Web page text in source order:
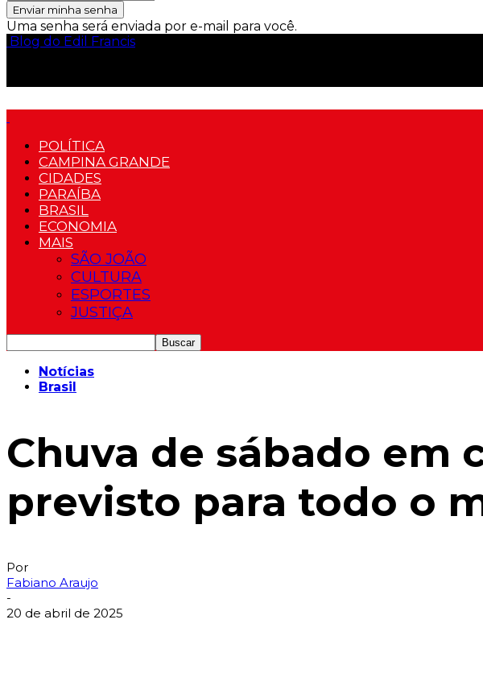
Uma senha será enviada por e-mail para você.
Blog do Edil Francis
POLÍTICA
CAMPINA GRANDE
CIDADES
PARAÍBA
BRASIL
ECONOMIA
MAIS
SÃO JOÃO
CULTURA
ESPORTES
JUSTIÇA
Notícias
Brasil
Chuva de sábado em
previsto para todo o
Por
Fabiano Araujo
-
20 de abril de 2025